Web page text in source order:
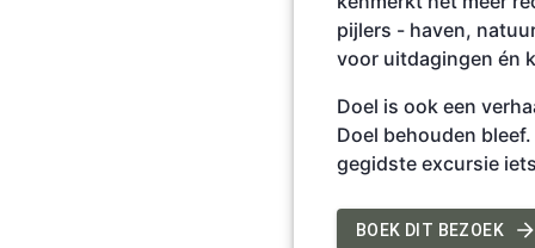
pijlers - haven,
voor uitdagingen én
Doel is ook een
Doel behouden
gegidste excursie
BOEK DIT BEZOEK